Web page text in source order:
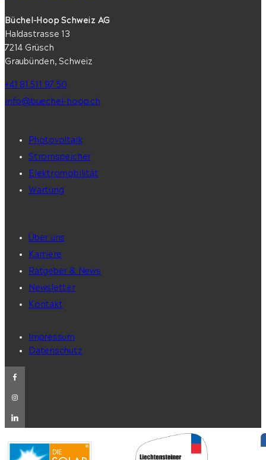
Büchel-Hoop Schweiz AG
Haldastrasse 13
7214 Grüsch
Graubünden, Schweiz
+41 81 511 97 50
info@buechel-hoop.ch
Photovoltaik
Stromspeicher
Elektromobilität
Wartung
Über uns
Karriere
Ratgeber & News
Newsletter
Kontakt
Impressum
Datenschutz